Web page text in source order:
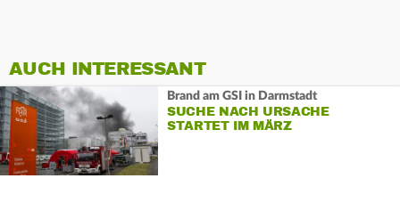
AUCH INTERESSANT
Brand am GSI in Darmstadt
SUCHE NACH URSACHE
STARTET IM MÄRZ